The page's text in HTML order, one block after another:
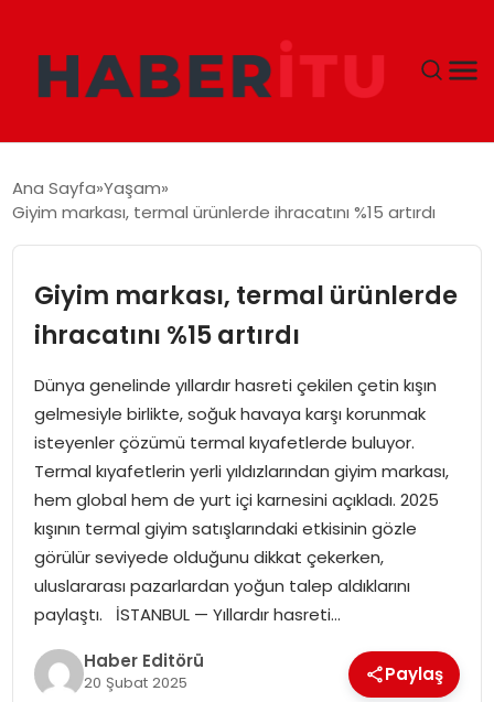
DÜNYA
EKONOMI
SIYASET
TEKNOLOJI
EĞITIM
MAGAZIN
SPOR
YAŞAM
Ana Sayfa Yaşam
Giyim markası, termal ürünlerde ihracatını %15 artırdı
Giyim markası, termal ürünlerde
ihracatını %15 artırdı
Dünya genelinde yıllardır hasreti çekilen çetin kışın
gelmesiyle birlikte, soğuk havaya karşı korunmak
isteyenler çözümü termal kıyafetlerde buluyor.
Termal kıyafetlerin yerli yıldızlarından giyim markası,
hem global hem de yurt içi karnesini açıkladı. 2025
kışının termal giyim satışlarındaki etkisinin gözle
görülür seviyede olduğunu dikkat çekerken,
uluslararası pazarlardan yoğun talep aldıklarını
paylaştı. İSTANBUL — Yıllardır hasreti…
Haber Editörü
20 Şubat 2025 Paylaş